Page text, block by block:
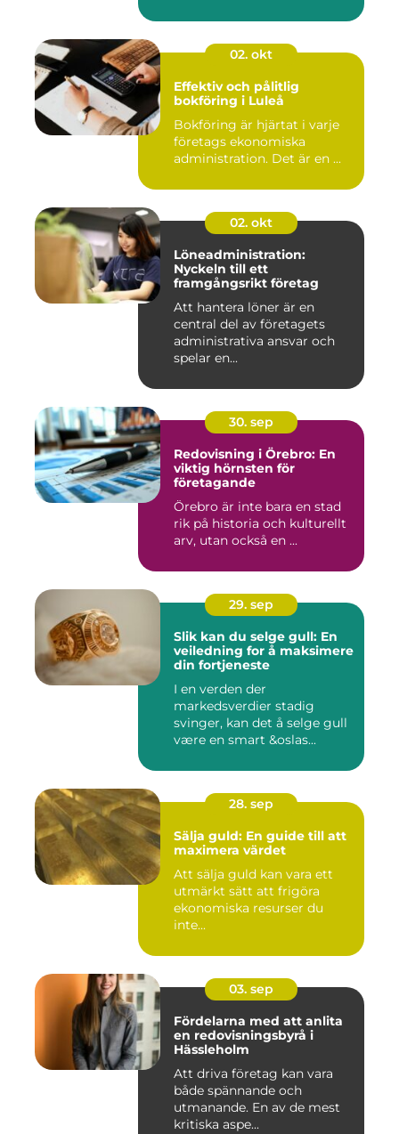
02. okt
Effektiv och pålitlig
bokföring i Luleå
Bokföring är hjärtat i varje
företags ekonomiska
administration. Det är en ...
02. okt
Löneadministration:
Nyckeln till ett
framgångsrikt företag
Att hantera löner är en
central del av företagets
administrativa ansvar och
spelar en...
30. sep
Redovisning i Örebro: En
viktig hörnsten för
företagande
Örebro är inte bara en stad
rik på historia och kulturellt
arv, utan också en ...
29. sep
Slik kan du selge gull: En
veiledning for å maksimere
din fortjeneste
I en verden der
markedsverdier stadig
svinger, kan det å selge gull
være en smart &oslas...
28. sep
Sälja guld: En guide till att
maximera värdet
Att sälja guld kan vara ett
utmärkt sätt att frigöra
ekonomiska resurser du
inte...
03. sep
Fördelarna med att anlita
en redovisningsbyrå i
Hässleholm
Att driva företag kan vara
både spännande och
utmanande. En av de mest
kritiska aspe...